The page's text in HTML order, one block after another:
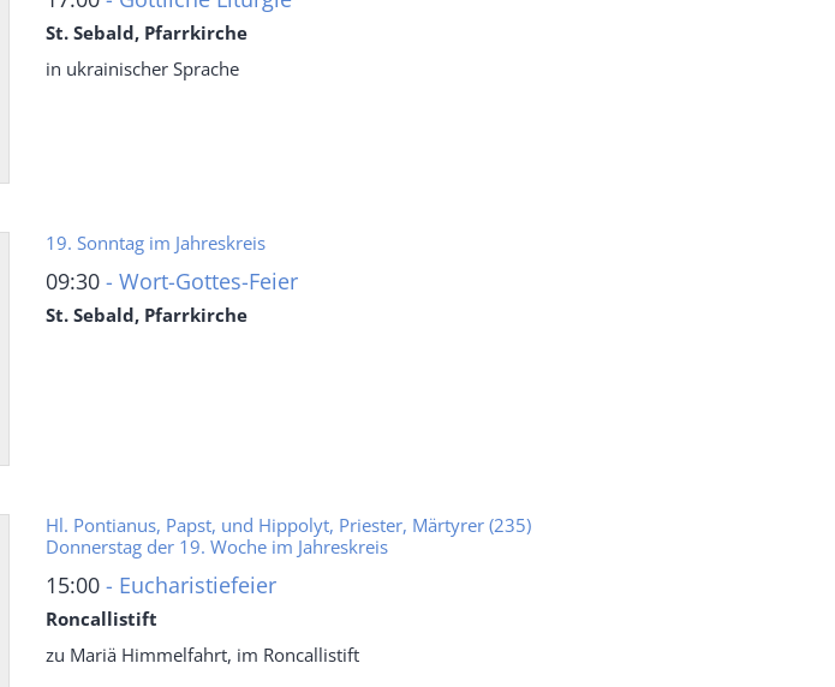
St. Sebald, Pfarrkirche
in ukrainischer Sprache
19. Sonntag im Jahreskreis
09:30 Wort-Gottes-Feier
St. Sebald, Pfarrkirche
Hl. Pontianus, Papst, und Hippolyt, Priester, Märtyrer (235)
Donnerstag der 19. Woche im Jahreskreis
15:00 Eucharistiefeier
Roncallistift
zu Mariä Himmelfahrt, im Roncallistift